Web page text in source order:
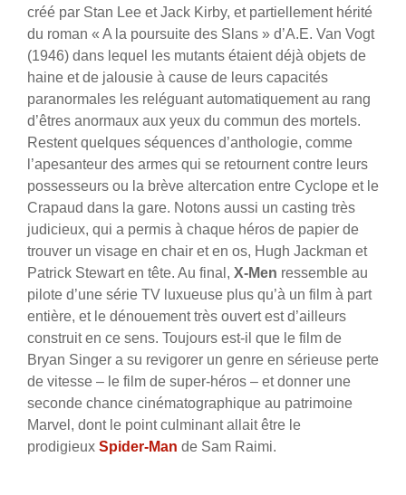
créé par Stan Lee et Jack Kirby, et partiellement hérité
du roman « A la poursuite des Slans » d’A.E. Van Vogt
(1946) dans lequel les mutants étaient déjà objets de
haine et de jalousie à cause de leurs capacités
paranormales les reléguant automatiquement au rang
d’êtres anormaux aux yeux du commun des mortels.
Restent quelques séquences d’anthologie, comme
l’apesanteur des armes qui se retournent contre leurs
possesseurs ou la brève altercation entre Cyclope et le
Crapaud dans la gare. Notons aussi un casting très
judicieux, qui a permis à chaque héros de papier de
trouver un visage en chair et en os, Hugh Jackman et
Patrick Stewart en tête. Au final, X-Men ressemble au
pilote d’une série TV luxueuse plus qu’à un film à part
entière, et le dénouement très ouvert est d’ailleurs
construit en ce sens. Toujours est-il que le film de
Bryan Singer a su revigorer un genre en sérieuse perte
de vitesse – le film de super-héros – et donner une
seconde chance cinématographique au patrimoine
Marvel, dont le point culminant allait être le
prodigieux Spider-Man de Sam Raimi.